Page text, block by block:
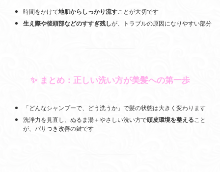
時間をかけて地肌からしっかり流すことが大切です
生え際や後頭部などのすすぎ残しが、トラブルの原因になりやすい部分
✨ まとめ：正しい洗い方が美髪への第一歩
「どんなシャンプーで、どう洗うか」で髪の状態は大きく変わります
洗浄力を見直し、ぬるま湯＋やさしい洗い方で頭皮環境を整える こと
が、パサつき改善の鍵です